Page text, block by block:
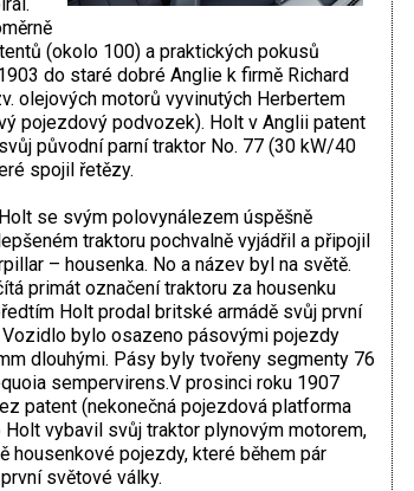
(okolo 100) a praktických pokusů
do staré dobré Anglie k firmě Richard
olejových motorů vyvinutých Herbertem
pojezdový podvozek). Holt v Anglii patent
původní parní traktor No. 77 (30 kW/40
spojil řetězy.
se svým polovynálezem úspěšně
traktoru pochvalně vyjádřil a připojil
– housenka. No a název byl na světě.
primát označení traktoru za housenku
Holt prodal britské armádě svůj první
bylo osazeno pásovými pojezdy
dlouhými. Pásy byly tvořeny segmenty 76
sempervirens.V prosinci roku 1907
patent (nekonečná pojezdová platforma
vybavil svůj traktor plynovým motorem,
housenkové pojezdy, které během pár
světové války.